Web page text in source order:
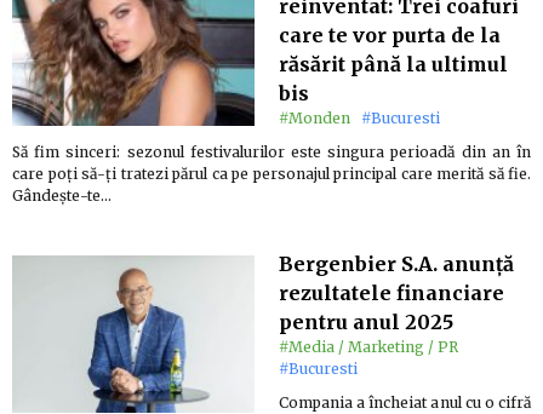
reinventat: Trei coafuri
care te vor purta de la
răsărit până la ultimul
bis
#Monden #Bucuresti
Să fim sinceri: sezonul festivalurilor este singura perioadă din an în
care poți să-ți tratezi părul ca pe personajul principal care merită să fie.
Gândește-te…
Bergenbier S.A. anunță
rezultatele financiare
pentru anul 2025
#Media / Marketing / PR
#Bucuresti
Compania a încheiat anul cu o cifră